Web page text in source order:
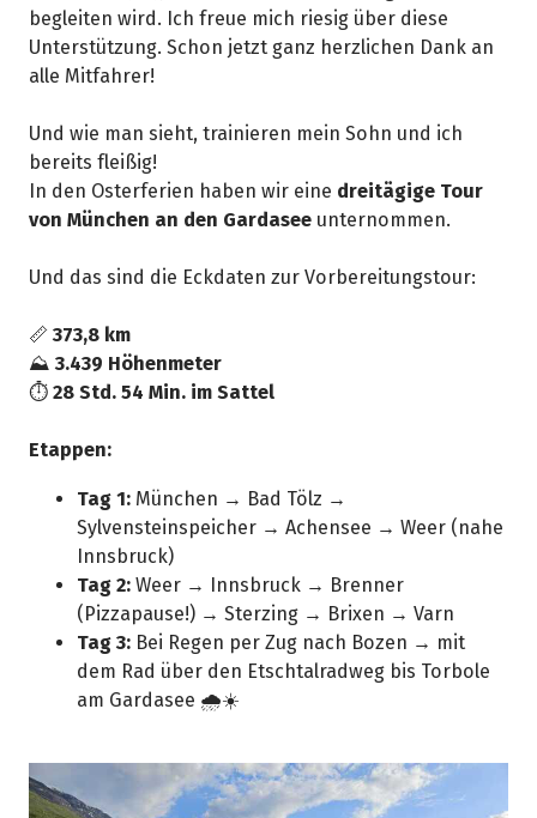
begleiten wird. Ich freue mich riesig über diese
Unterstützung. Schon jetzt ganz herzlichen Dank an
alle Mitfahrer!
Und wie man sieht, trainieren mein Sohn und ich
bereits fleißig!
In den Osterferien haben wir eine dreitägige Tour
von München an den Gardasee unternommen.
Und das sind die Eckdaten zur Vorbereitungstour:
📏373,8 km
⛰️3.439 Höhenmeter
⏱️28 Std. 54 Min. im Sattel
Etappen:
Tag 1: München → Bad Tölz →
Sylvensteinspeicher → Achensee → Weer (nahe
Innsbruck)
Tag 2: Weer → Innsbruck → Brenner
(Pizzapause!) → Sterzing → Brixen → Varn
Tag 3: Bei Regen per Zug nach Bozen → mit
dem Rad über den Etschtalradweg bis Torbole
am Gardasee 🌧️☀️